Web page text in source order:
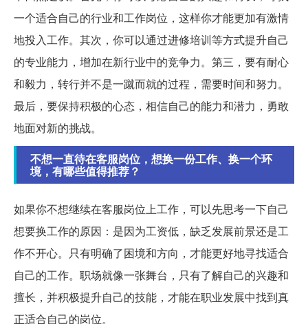
一个适合自己的行业和工作岗位，这样你才能更加有激情
地投入工作。其次，你可以通过进修培训等方式提升自己
的专业能力，增加在新行业中的竞争力。第三，要有耐心
和毅力，转行并不是一蹴而就的过程，需要时间和努力。
最后，要保持积极的心态，相信自己的能力和潜力，勇敢
地面对新的挑战。
不想一直待在客服岗位，想换一份工作、换一个环
境，有哪些值得推荐？
如果你不想继续在客服岗位上工作，可以先思考一下自己
想要换工作的原因：是因为工资低，缺乏发展前景还是工
作不开心。只有明确了困境和方向，才能更好地寻找适合
自己的工作。职场就像一张舞台，只有了解自己的兴趣和
擅长，并积极提升自己的技能，才能在职业发展中找到真
正适合自己的岗位。